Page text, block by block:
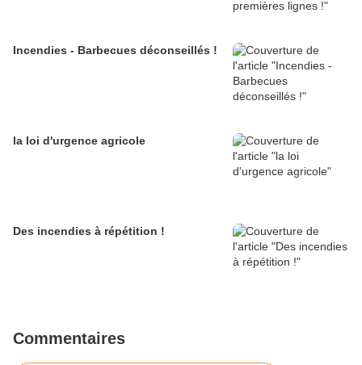
Incendies - Barbecues déconseillés !
la loi d'urgence agricole
Des incendies à répétition !
Commentaires